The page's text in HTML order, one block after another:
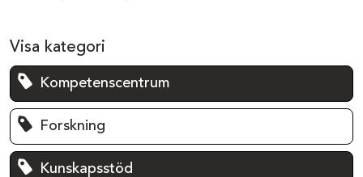
Visa kategori
Kompetenscentrum
Forskning
Kunskapsstöd